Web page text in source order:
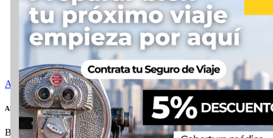
Aquí
Alojamiento
Buscar OFERTAS alojamiento en Nueva York